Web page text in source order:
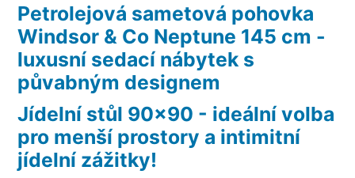
Petrolejová sametová pohovka
Windsor & Co Neptune 145 cm -
luxusní sedací nábytek s
půvabným designem
Jídelní stůl 90×90 - ideální volba
pro menší prostory a intimitní
jídelní zážitky!